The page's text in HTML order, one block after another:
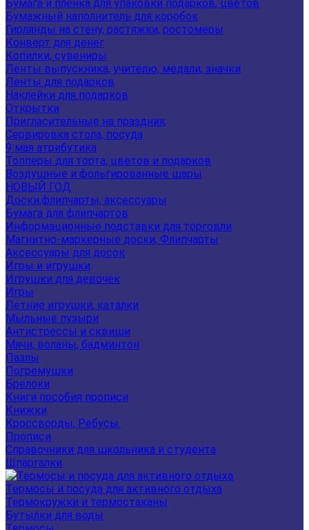
Бумага и пленка для упаковки подарков, цветов
Бумажный наполнитель для коробок
Гирлянды на стену, растяжки, ростомеры
Конверт для денег
Копилки, сувениры
Ленты выпускника, учителю, медали, значки
Ленты для подарков
Наклейки для подарков
Открытки
Пригласительные на праздник
Сервировка стола, посуда
9 мая атрибутика
Топперы для торта, цветов и подарков
Воздушные и фольгированные шары
НОВЫЙ ГОД
Доски,флипчарты, аксессуары
Бумага для флипчартов
Информационные подставки для торговли
Магнитно-маркерные доски, Флипчарты
Аксессуары для досок
Игры и игрушки
Игрушки для девочек
Игры
Летние игрушки, каталки
Мыльные пузыри
Антистрессы и сквиши
Мячи, воланы, бадминтон
Пазлы
Погремушки
Брелоки
Книги пособия прописи
Книжки
Кроссворды, Ребусы.
Прописи
Справочники для школьника и студента
Шпаргалки
Термосы и посуда для активного отдыха
Термокружки и термостаканы
Бутылки для воды